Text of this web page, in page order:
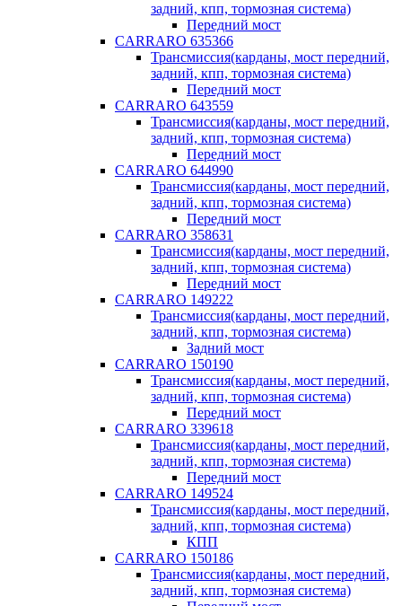
задний, кпп, тормозная система)
Передний мост
CARRARO 635366
Трансмиссия(карданы, мост передний,
задний, кпп, тормозная система)
Передний мост
CARRARO 643559
Трансмиссия(карданы, мост передний,
задний, кпп, тормозная система)
Передний мост
CARRARO 644990
Трансмиссия(карданы, мост передний,
задний, кпп, тормозная система)
Передний мост
CARRARO 358631
Трансмиссия(карданы, мост передний,
задний, кпп, тормозная система)
Передний мост
CARRARO 149222
Трансмиссия(карданы, мост передний,
задний, кпп, тормозная система)
Задний мост
CARRARO 150190
Трансмиссия(карданы, мост передний,
задний, кпп, тормозная система)
Передний мост
CARRARO 339618
Трансмиссия(карданы, мост передний,
задний, кпп, тормозная система)
Передний мост
CARRARO 149524
Трансмиссия(карданы, мост передний,
задний, кпп, тормозная система)
КПП
CARRARO 150186
Трансмиссия(карданы, мост передний,
задний, кпп, тормозная система)